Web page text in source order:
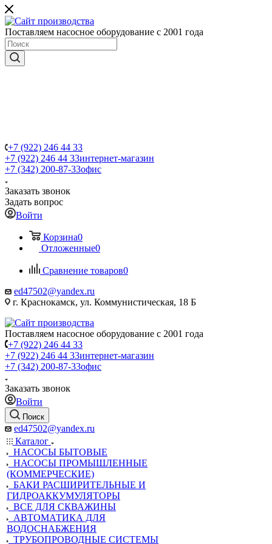
Поставляем насосное оборудование с 2001 года
+7 (922) 246 44 33
+7 (922) 246 44 33интернет-магазин
+7 (342) 200-87-33офис
Заказать звонок
Задать вопрос
Войти
Корзина0
Отложенные0
Сравнение товаров0
ed47502@yandex.ru
г. Краснокамск, ул. Коммунистическая, 18 Б
Поставляем насосное оборудование с 2001 года
+7 (922) 246 44 33
+7 (922) 246 44 33интернет-магазин
+7 (342) 200-87-33офис
Заказать звонок
Войти
Поиск
ed47502@yandex.ru
Каталог
НАСОСЫ БЫТОВЫЕ
НАСОСЫ ПРОМЫШЛЕННЫЕ
(КОММЕРЧЕСКИЕ)
БАКИ РАСШИРИТЕЛЬНЫЕ И
ГИДРОАККУМУЛЯТОРЫ
ВСЕ ДЛЯ СКВАЖИНЫ
АВТОМАТИКА ДЛЯ
ВОДОСНАБЖЕНИЯ
ТРУБОПРОВОДНЫЕ СИСТЕМЫ